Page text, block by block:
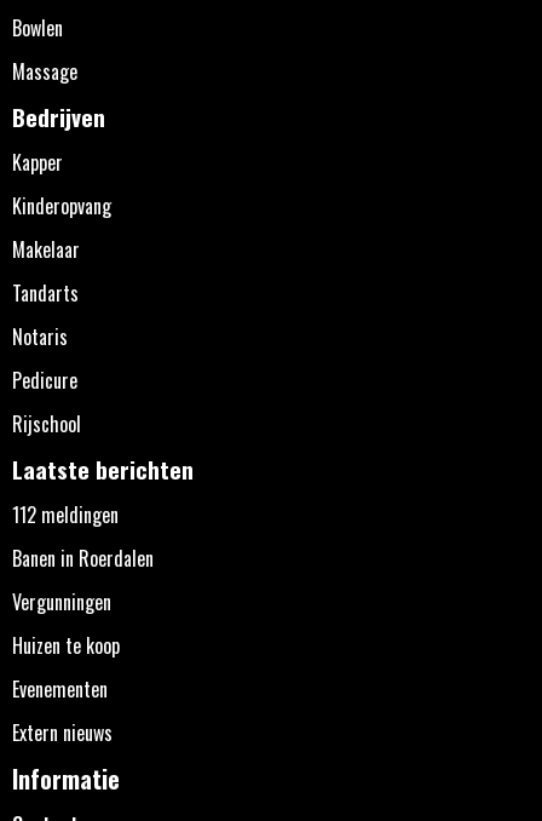
Bowlen
Massage
Bedrijven
Kapper
Kinderopvang
Makelaar
Tandarts
Notaris
Pedicure
Rijschool
Laatste berichten
112 meldingen
Banen in Roerdalen
Vergunningen
Huizen te koop
Evenementen
Extern nieuws
Informatie